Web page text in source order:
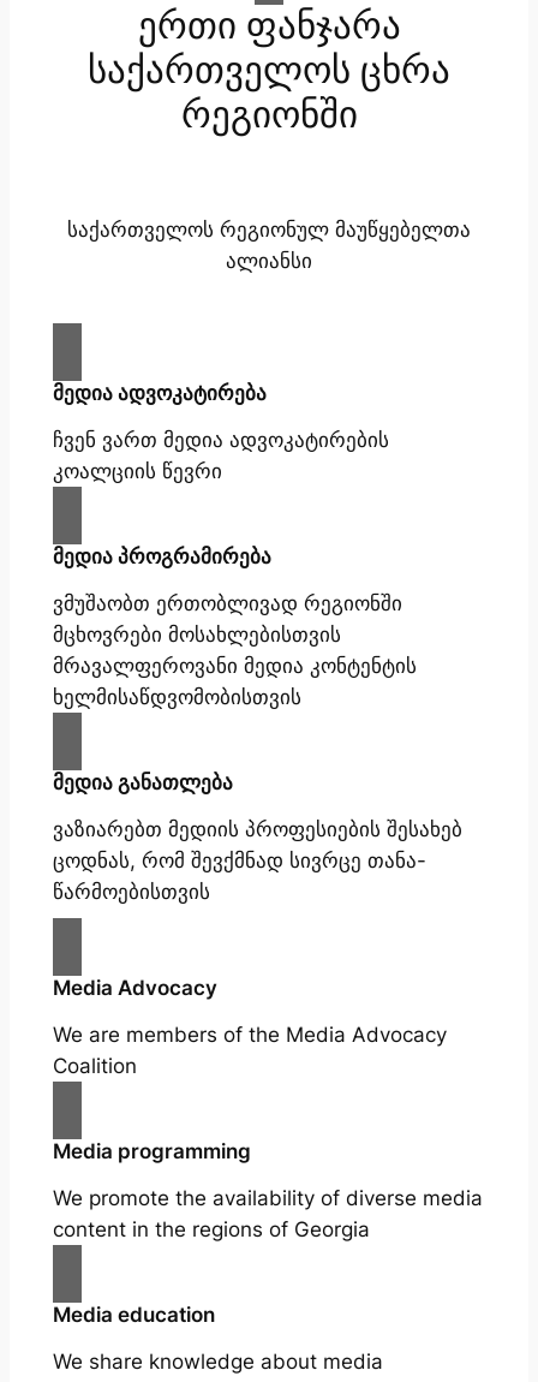
ერთი ფანჯარა
საქართველოს ცხრა
რეგიონში
საქართველოს რეგიონულ მაუწყებელთა
ალიანსი
მედია ადვოკატირება
ჩვენ ვართ მედია ადვოკატირების
კოალციის წევრი
მედია პროგრამირება
ვმუშაობთ ერთობლივად რეგიონში
მცხოვრები მოსახლებისთვის
მრავალფეროვანი მედია კონტენტის
ხელმისაწდვომობისთვის
მედია განათლება
ვაზიარებთ მედიის პროფესიების შესახებ
ცოდნას, რომ შევქმნად სივრცე თანა-
წარმოებისთვის
Media Advocacy
We are members of the Media Advocacy
Coalition
Media programming
We promote the availability of diverse media
content in the regions of Georgia
Media education
We share knowledge about media